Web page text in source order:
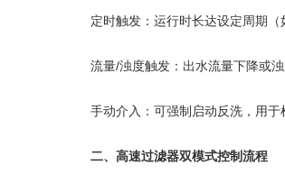
定时触发：运行时长达设定周期（
流量/浊度触发：出水流量下降或浊
手动介入：可强制启动反洗，用于
二、高速过滤器双模式控制流程